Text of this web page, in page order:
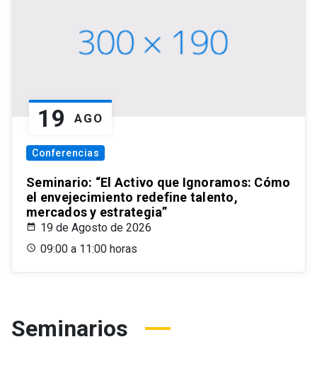
19 AGO
Conferencias
Seminario: “El Activo que Ignoramos: Cómo
el envejecimiento redefine talento,
mercados y estrategia”
19 de Agosto de 2026
09:00 a 11:00 horas
Seminarios